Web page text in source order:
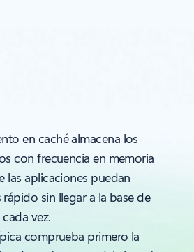
en caché almacena los
con frecuencia en memoria
las aplicaciones puedan
sin llegar a la base de
vez.
comprueba primero la